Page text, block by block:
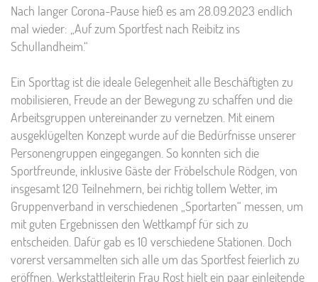
Nach langer Corona-Pause hieß es am 28.09.2023 endlich
mal wieder: „Auf zum Sportfest nach Reibitz ins
Schullandheim.“
Ein Sporttag ist die ideale Gelegenheit alle Beschäftigten zu
mobilisieren, Freude an der Bewegung zu schaffen und die
Arbeitsgruppen untereinander zu vernetzen. Mit einem
ausgeklügelten Konzept wurde auf die Bedürfnisse unserer
Personengruppen eingegangen. So konnten sich die
Sportfreunde, inklusive Gäste der Fröbelschule Rödgen, von
insgesamt 120 Teilnehmern, bei richtig tollem Wetter, im
Gruppenverband in verschiedenen „Sportarten“ messen, um
mit guten Ergebnissen den Wettkampf für sich zu
entscheiden. Dafür gab es 10 verschiedene Stationen. Doch
vorerst versammelten sich alle um das Sportfest feierlich zu
eröffnen. Werkstattleiterin Frau Rost hielt ein paar einleitende